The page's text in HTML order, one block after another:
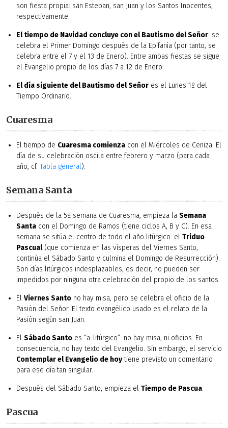
son fiesta propia: san Esteban, san Juan y los Santos Inocentes,
respectivamente.
El tiempo de Navidad concluye con el Bautismo del Señor: se
celebra el Primer Domingo después de la Epifanía (por tanto, se
celebra entre el 7 y el 13 de Enero). Entre ambas fiestas se sigue
el Evangelio propio de los días 7 a 12 de Enero.
El día siguiente del Bautismo del Señor es el Lunes 1º del
Tiempo Ordinario.
Cuaresma
El tiempo de Cuaresma comienza con el Miércoles de Ceniza. El
día de su celebración oscila entre febrero y marzo (para cada
año, cf. Tabla general).
Semana Santa
Después de la 5ª semana de Cuaresma, empieza la Semana
Santa con el Domingo de Ramos (tiene ciclos A, B y C). En esa
semana se sitúa el centro de todo el año litúrgico: el Triduo
Pascual(que comienza en las vísperas del Viernes Santo,
continúa el Sábado Santo y culmina el Domingo de Resurrección).
Son días litúrgicos indesplazables, es decir, no pueden ser
impedidos por ninguna otra celebración del propio de los santos.
El Viernes Santo no hay misa, pero se celebra el oficio de la
Pasión del Señor. El texto evangélico usado es el relato de la
Pasión según san Juan.
El Sábado Santo es “a-litúrgico”: no hay misa, ni oficios. En
consecuencia, no hay texto del Evangelio. Sin embargo, el servicio
Contemplar el Evangelio de hoytiene previsto un comentario
para ese día tan singular.
Después del Sábado Santo, empieza el Tiempo de Pascua.
Pascua